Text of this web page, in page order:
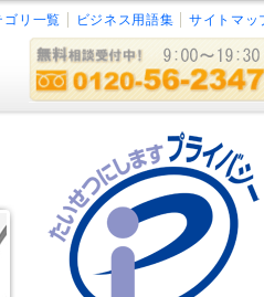
ゴリ一覧 ビジネス用語集 サイトマッ